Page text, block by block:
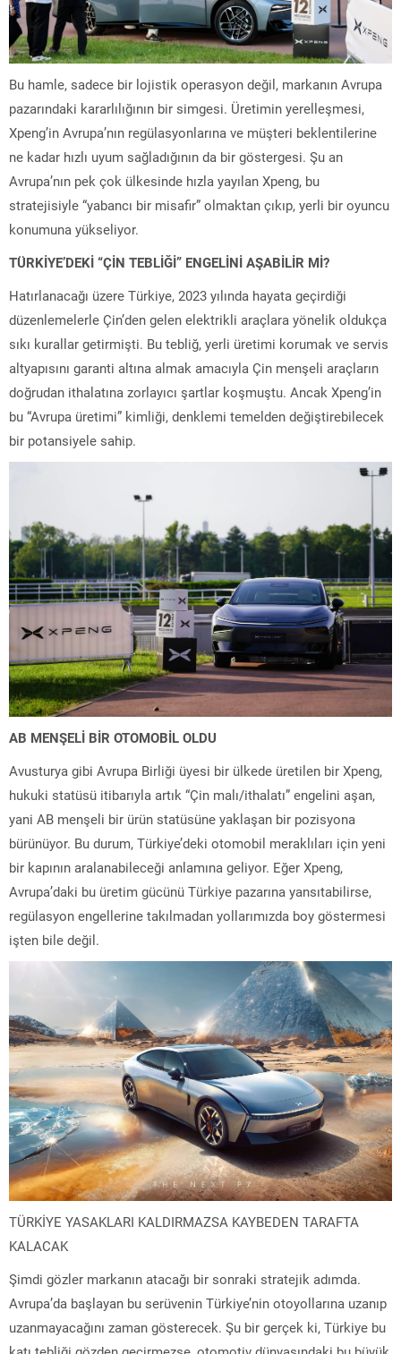
Bu hamle, sadece bir lojistik operasyon değil, markanın Avrupa
pazarındaki kararlılığının bir simgesi. Üretimin yerelleşmesi,
Xpeng’in Avrupa’nın regülasyonlarına ve müşteri beklentilerine
ne kadar hızlı uyum sağladığının da bir göstergesi. Şu an
Avrupa’nın pek çok ülkesinde hızla yayılan Xpeng, bu
stratejisiyle “yabancı bir misafir” olmaktan çıkıp, yerli bir oyuncu
konumuna yükseliyor.
TÜRKİYE’DEKİ “ÇİN TEBLİĞİ” ENGELİNİ AŞABİLİR Mİ?
Hatırlanacağı üzere Türkiye, 2023 yılında hayata geçirdiği
düzenlemelerle Çin’den gelen elektrikli araçlara yönelik oldukça
sıkı kurallar getirmişti. Bu tebliğ, yerli üretimi korumak ve servis
altyapısını garanti altına almak amacıyla Çin menşeli araçların
doğrudan ithalatına zorlayıcı şartlar koşmuştu. Ancak Xpeng’in
bu “Avrupa üretimi” kimliği, denklemi temelden değiştirebilecek
bir potansiyele sahip.
AB MENŞELİ BİR OTOMOBİL OLDU
Avusturya gibi Avrupa Birliği üyesi bir ülkede üretilen bir Xpeng,
hukuki statüsü itibarıyla artık “Çin malı/ithalatı” engelini aşan,
yani AB menşeli bir ürün statüsüne yaklaşan bir pozisyona
bürünüyor. Bu durum, Türkiye’deki otomobil meraklıları için yeni
bir kapının aralanabileceği anlamına geliyor. Eğer Xpeng,
Avrupa’daki bu üretim gücünü Türkiye pazarına yansıtabilirse,
regülasyon engellerine takılmadan yollarımızda boy göstermesi
işten bile değil.
TÜRKİYE YASAKLARI KALDIRMAZSA KAYBEDEN TARAFTA
KALACAK
Şimdi gözler markanın atacağı bir sonraki stratejik adımda.
Avrupa’da başlayan bu serüvenin Türkiye’nin otoyollarına uzanıp
uzanmayacağını zaman gösterecek. Şu bir gerçek ki, Türkiye bu